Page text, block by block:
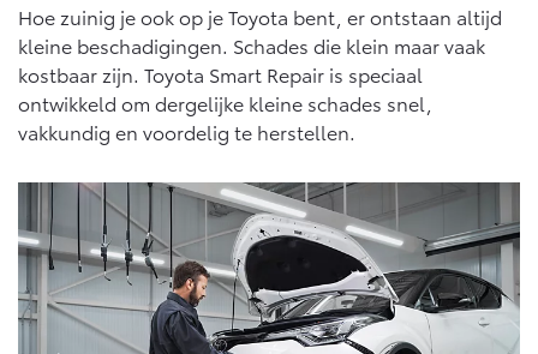
Vanaf € 46.301,- Vanaf € 56.570,-
Land Cruiser (excl. BTW)
Hoe zuinig je ook op je Toyota bent, er ontstaan altijd
kleine beschadigingen. Schades die klein maar vaak
kostbaar zijn. Toyota Smart Repair is speciaal
ontwikkeld om dergelijke kleine schades snel,
vakkundig en voordelig te herstellen.